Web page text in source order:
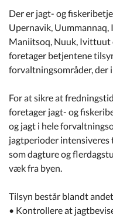
Der er jagt- og
Upernavik, Uummannaq,
Maniitsoq, Nuuk,
foretager betjentene
forvaltningsområder, der
For at sikre at
foretager jagt- og
og jagt i hele
jagtperioder intensiveres
som dagture og
væk fra byen.
Tilsyn består blandt
• Kontrollere at